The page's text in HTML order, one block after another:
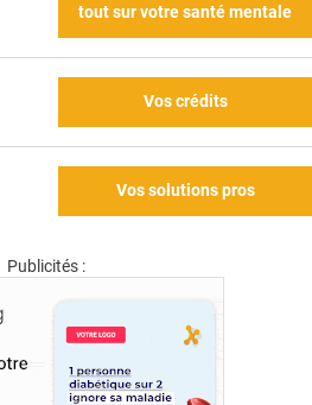
tout sur votre santé mentale
Vos crédits
Vos solutions pros
Publicités :